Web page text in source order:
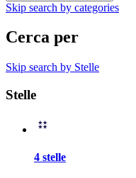
Skip search by categories
Cerca per
Skip search by Stelle
Stelle
4 stelle